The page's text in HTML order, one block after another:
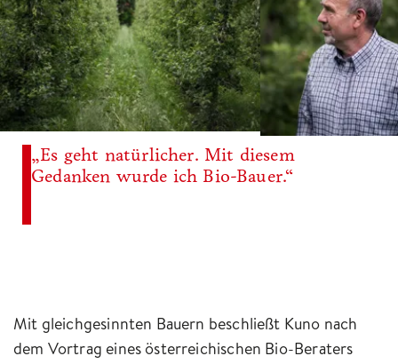
„Es geht natürlicher. Mit diesem
Gedanken wurde ich Bio-Bauer.“
Mit gleichgesinnten Bauern beschließt Kuno nach
dem Vortrag eines österreichischen Bio-Beraters